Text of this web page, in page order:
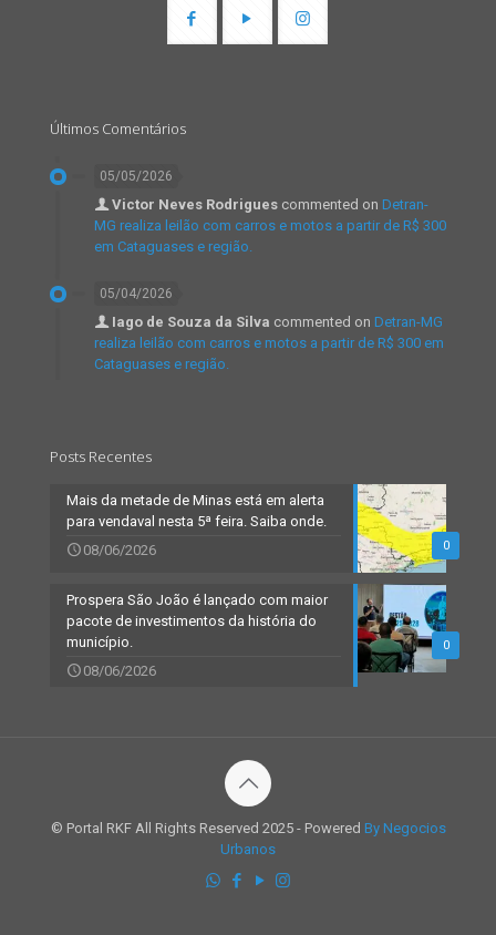
Últimos Comentários
05/05/2026
Victor Neves Rodrigues commented on Detran-
MG realiza leilão com carros e motos a partir de R$ 300
em Cataguases e região.
05/04/2026
Iago de Souza da Silva commented on Detran-MG
realiza leilão com carros e motos a partir de R$ 300 em
Cataguases e região.
Posts Recentes
0
Mais da metade de Minas está em alerta
para vendaval nesta 5ª feira. Saiba onde.
08/06/2026
0
Prospera São João é lançado com maior
pacote de investimentos da história do
município.
08/06/2026
© Portal RKF All Rights Reserved 2025 - Powered By Negocios
Urbanos